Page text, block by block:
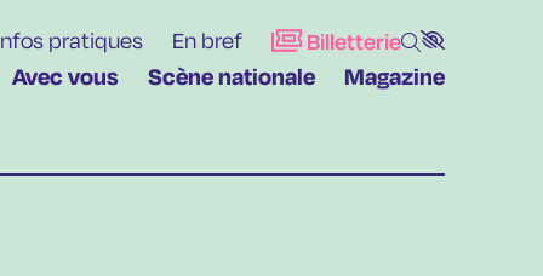
pratiques En bref Billetterie
Avec vous Scène nationale Magazine